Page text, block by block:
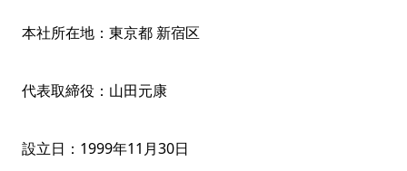
本社所在地：東京都 新宿区
代表取締役：山田元康
設立日：1999年11月30日